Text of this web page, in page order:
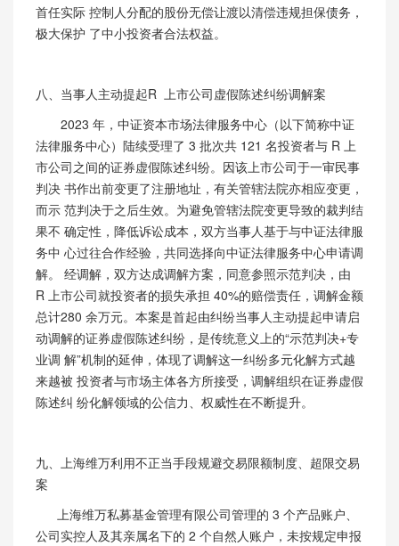
首任实际 控制人分配的股份无偿让渡以清偿违规担保债务，
极大保护 了中小投资者合法权益。
八、当事人主动提起R 上市公司虚假陈述纠纷调解案
2023 年，中证资本市场法律服务中心（以下简称中证
法律服务中心） 陆续受理了 3 批次共 121 名投资者与 R 上
市公司之间的证券虚假陈述纠纷。因该上市公司于一审民事
判决 书作出前变更了注册地址，有关管辖法院亦相应变更，
而示 范判决于之后生效。为避免管辖法院变更导致的裁判结
果不 确定性，降低诉讼成本，双方当事人基于与中证法律服
务中 心过往合作经验，共同选择向中证法律服务中心申请调
解。 经调解，双方达成调解方案，同意参照示范判决，由
R 上市公司就投资者的损失承担 40%的赔偿责任，调解金额
总计280 余万元。本案是首起由纠纷当事人主动提起申请启
动调解的证券虚假陈述纠纷，是传统意义上的“示范判决+专
业调 解”机制的延伸，体现了调解这一纠纷多元化解方式越
来越被 投资者与市场主体各方所接受，调解组织在证券虚假
陈述纠 纷化解领域的公信力、权威性在不断提升。
九、上海维万利用不正当手段规避交易限额制度、超限交易
案
上海维万私募基金管理有限公司管理的 3 个产品账户、
公司实控人及其亲属名下的 2 个自然人账户，未按规定申报